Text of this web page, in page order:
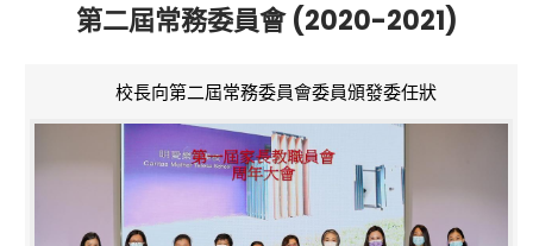
第二屆常務委員會 (2020-2021)
校長向第二屆常務委員會委員頒發委任狀